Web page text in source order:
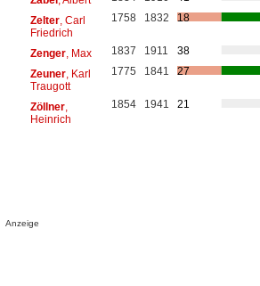
Zelter, Carl
Friedrich
1758 1832 18
Zenger, Max 1837 1911
38
Zeuner, Karl
Traugott
1775 1841 27
Zöllner,
Heinrich
1854 1941 21
Anzeige